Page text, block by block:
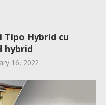
Tipo Hybrid cu
hybrid
16, 2022